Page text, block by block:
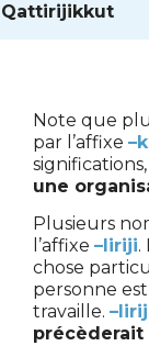
Qattirijikkut
Note que
par l’affixe
significations,
une
Plusieurs
l’affixe –liriji.
chose
personne
travaille.